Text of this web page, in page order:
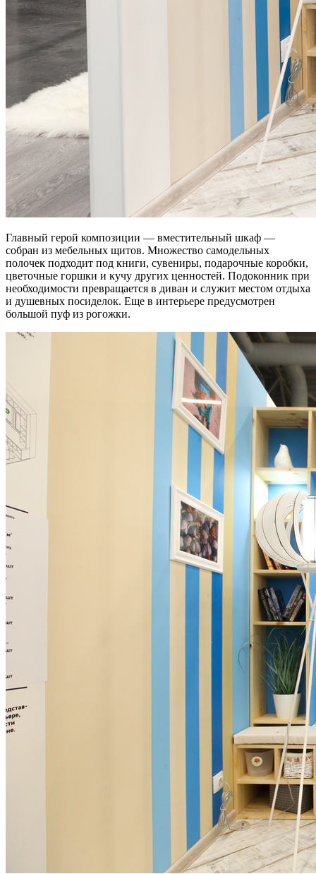
Главный герой композиции — вместительный шкаф —
собран из мебельных щитов. Множество самодельных
полочек подходит под книги, сувениры, подарочные коробки,
цветочные горшки и кучу других ценностей. Подоконник при
необходимости превращается в диван и служит местом отдыха
и душевных посиделок. Еще в интерьере предусмотрен
большой пуф из рогожки.